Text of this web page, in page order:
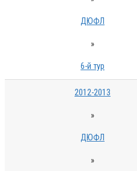
ДЮФЛ
»
6-й тур
2012-2013
»
ДЮФЛ
»